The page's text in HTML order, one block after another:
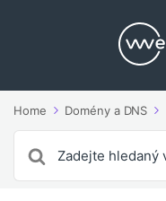
Home Domény a DNS
For